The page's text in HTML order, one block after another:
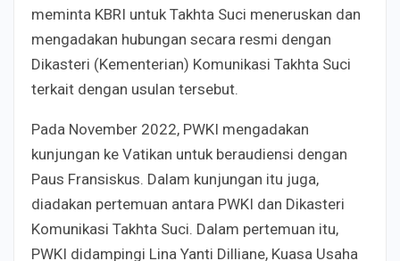
meminta KBRI untuk Takhta Suci meneruskan dan
mengadakan hubungan secara resmi dengan
Dikasteri (Kementerian) Komunikasi Takhta Suci
terkait dengan usulan tersebut.
Pada November 2022, PWKI mengadakan
kunjungan ke Vatikan untuk beraudiensi dengan
Paus Fransiskus. Dalam kunjungan itu juga,
diadakan pertemuan antara PWKI dan Dikasteri
Komunikasi Takhta Suci. Dalam pertemuan itu,
PWKI didampingi Lina Yanti Dilliane, Kuasa Usaha